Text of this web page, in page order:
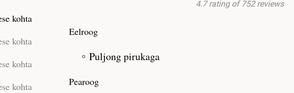
kohta
kohta
kohta
kohta
Eelroog
Puljong pirukaga
Pearoog